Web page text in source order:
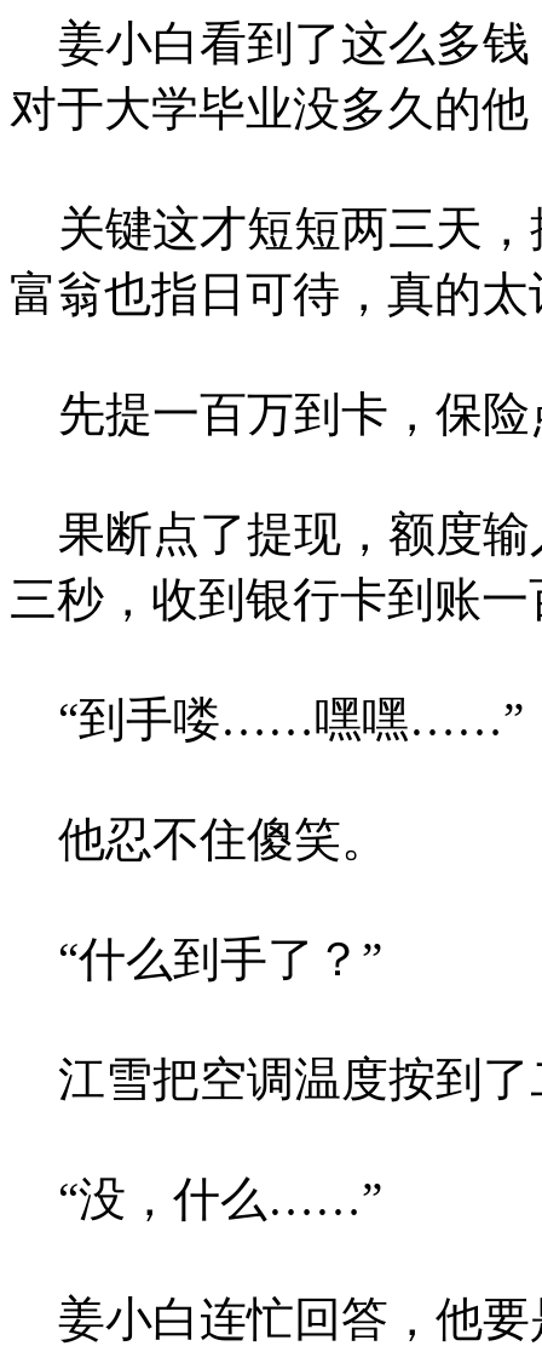
姜小白看到了这么多钱
对于大学毕业没多久的
关键这才短短两三天，
富翁也指日可待，真的
先提一百万到卡，保险
果断点了提现，额度输
三秒，收到银行卡到账
“到手喽……嘿嘿……”
他忍不住傻笑。
“什么到手了？”
江雪把空调温度按到了
“没，什么……”
姜小白连忙回答，他要